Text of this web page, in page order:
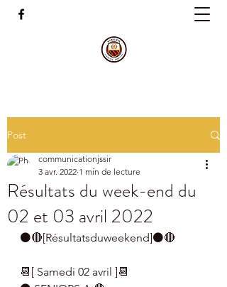
Post
Résultats du week-end du
02 et 03 avril 2022
communicationjssir
3 avr. 2022 1 min de lecture
⚫🔴[Résultatsduweekend]⚫🔴
📆[ Samedi 02 avril ]📆